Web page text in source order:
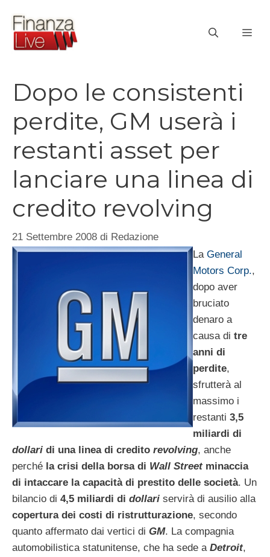
contenuto
Dopo le consistenti
perdite, GM userà i
restanti asset per
lanciare una linea di
credito revolving
21 Settembre 2008 di Redazione
La General
Motors Corp.,
dopo aver
bruciato
denaro a
causa di tre
anni di
perdite,
sfrutterà al
massimo i
restanti 3,5
miliardi di
dollari di una linea di credito revolving, anche
perché la crisi della borsa di Wall Streetminaccia
di intaccare la capacità di prestito delle società. Un
bilancio di 4,5 miliardi di dollari servirà di ausilio alla
copertura dei costi di ristrutturazione, secondo
quanto affermato dai vertici di GM. La compagnia
automobilistica statunitense, che ha sede a Detroit,